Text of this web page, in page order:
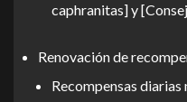
caphranitas] y
Renovación de
Recompensas diarias